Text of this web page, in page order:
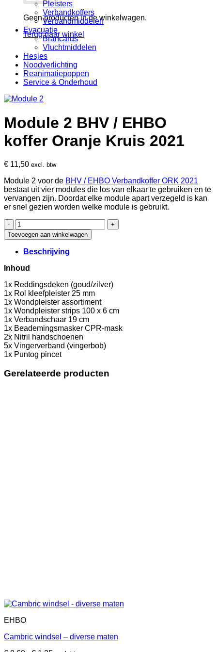
Geen producten in de winkelwagen.
Terug naar winkel
Pleisters
Verbandkoffers
Verbandmiddelen
Evacuatie
Brancards
Vluchtmiddelen
Hesjes
Noodverlichting
Reanimatiepoppen
Service & Onderhoud
Module 2 BHV / EHBO
koffer Oranje Kruis 2021
€ 11,50 excl. btw
Module 2 voor de BHV / EHBO Verbandkoffer ORK 2021
bestaat uit vier modules die los van elkaar te gebruiken en te
vervangen zijn. Doordat elke module apart verzegeld is kan
er snel gezien worden welke module is gebruikt.
Module
2
BHV
/
EHBO
koffer
Kruis
2021
aantal
Toevoegen aan winkelwagen
Beschrijving
Inhoud
1x Reddingsdeken (goud/zilver)
1x Rol kleefpleister 25 mm
1x Wondpleister assortiment
1x Wondpleister strips 100 x 6 cm
1x Verbandschaar 19 cm
1x Beademingsmasker CPR-mask
2x Nitril handschoenen
5x Vingerverband (vingerbob)
1x Puntog pincet
Gerelateerde producten
EHBO
Cambric windsel – diverse maten